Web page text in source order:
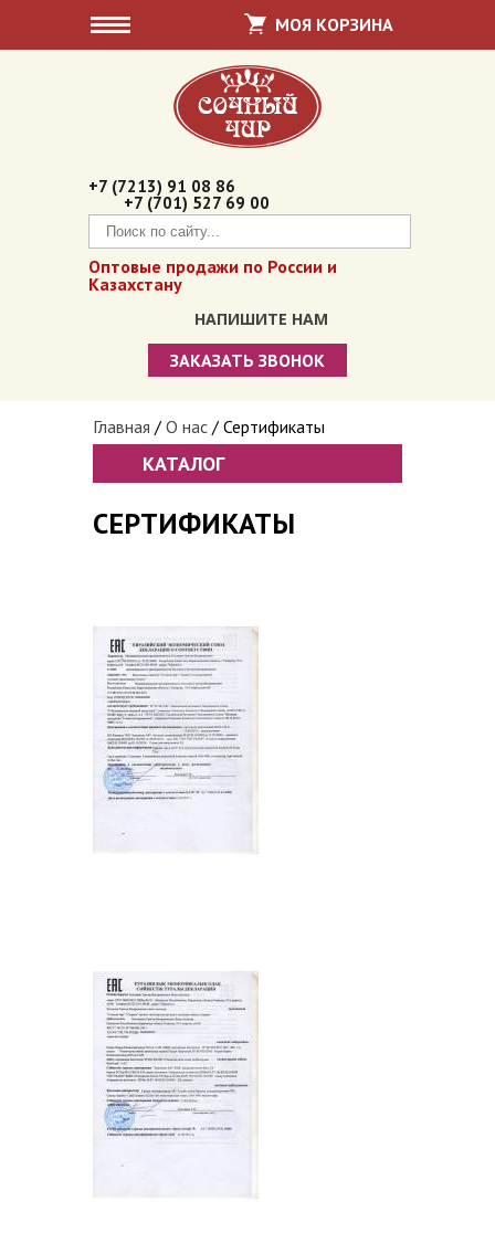
+7 (7213) 91 08 86
+7 (701) 527 69 00
Оптовые продажи по России и
Казахстану
НАПИШИТЕ НАМ
ЗАКАЗАТЬ ЗВОНОК
МОЯ КОРЗИНА
Вы здесь
Главная / О нас / Сертификаты
КАТАЛОГ
Сочный чир
Суджух / Чуч-хела
СЕРТИФИКАТЫ